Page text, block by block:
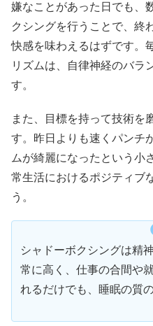
嫌なことがあった日でも、
クシングを行うことで、終
快感を味わえるはずです。
リズムは、自律神経のバラ
す。
また、目標を持って技術を
す。昨日よりも速くパンチ
ムが綺麗になったという小
常生活におけるポジティブ
う。
シャドーボクシングは精
常に高く、仕事の合間や
れるだけでも、睡眠の質